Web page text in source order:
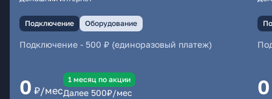
Подключение Оборудование
Подключение - 500 ₽ (единоразовый платеж)
0 ₽/мес
1 месяц по акции
Далее 500₽/мес 0